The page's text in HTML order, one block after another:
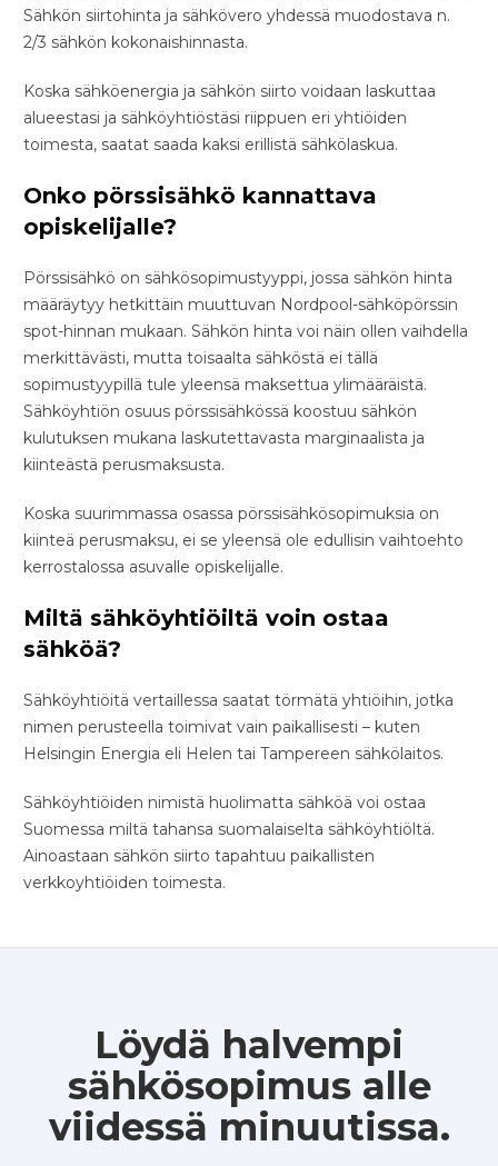
Sähkön siirtohinta ja sähkövero yhdessä muodostava n.
2/3 sähkön kokonaishinnasta.
Koska sähköenergia ja sähkön siirto voidaan laskuttaa
alueestasi ja sähköyhtiöstäsi riippuen eri yhtiöiden
toimesta, saatat saada kaksi erillistä sähkölaskua.
Onko pörssisähkö kannattava
opiskelijalle?
Pörssisähkö on sähkösopimustyyppi, jossa sähkön hinta
määräytyy hetkittäin muuttuvan Nordpool-sähköpörssin
spot-hinnan mukaan. Sähkön hinta voi näin ollen vaihdella
merkittävästi, mutta toisaalta sähköstä ei tällä
sopimustyypillä tule yleensä maksettua ylimääräistä.
Sähköyhtiön osuus pörssisähkössä koostuu sähkön
kulutuksen mukana laskutettavasta marginaalista ja
kiinteästä perusmaksusta.
Koska suurimmassa osassa pörssisähkösopimuksia on
kiinteä perusmaksu, ei se yleensä ole edullisin vaihtoehto
kerrostalossa asuvalle opiskelijalle.
Miltä sähköyhtiöiltä voin ostaa
sähköä?
Sähköyhtiöitä vertaillessa saatat törmätä yhtiöihin, jotka
nimen perusteella toimivat vain paikallisesti – kuten
Helsingin Energia eli Helen tai Tampereen sähkölaitos.
Sähköyhtiöiden nimistä huolimatta sähköä voi ostaa
Suomessa miltä tahansa suomalaiselta sähköyhtiöltä.
Ainoastaan sähkön siirto tapahtuu paikallisten
verkkoyhtiöiden toimesta.
Löydä halvempi
sähkösopimus alle
viidessä minuutissa.